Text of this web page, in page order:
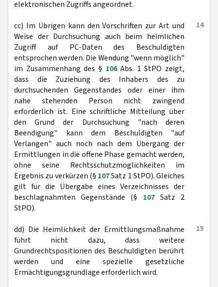
elektronischen Zugriffs angeordnet.
14
cc) Im Übrigen kann den Vorschriften zur Art und
Weise der Durchsuchung auch beim heimlichen
Zugriff auf PC-Daten des Beschuldigten
entsprochen werden. Die Wendung "wenn möglich"
im Zusammenhang des § 106Abs. 1 StPO zeigt,
dass die Zuziehung des Inhabers des zu
durchsuchenden Gegenstandes oder einer ihm
nahe stehenden Person nicht zwingend
erforderlich ist. Eine schriftliche Mitteilung über
den Grund der Durchsuchung "nach deren
Beendigung" kann dem Beschuldigten "auf
Verlangen" auch noch nach dem Übergang der
Ermittlungen in die offene Phase gemacht werden,
ohne seine Rechtsschutzmöglichkeiten im
Ergebnis zu verkürzen (§ 107Satz 1 StPO). Gleiches
gilt für die Übergabe eines Verzeichnisses der
beschlagnahmten Gegenstände (§ 107Satz 2
StPO).
15
dd) Die Heimlichkeit der Ermittlungsmaßnahme
führt nicht dazu, dass weitere
Grundrechtspositionen des Beschuldigten berührt
werden und eine spezielle gesetzliche
Ermächtigungsgrundlage erforderlich wird.